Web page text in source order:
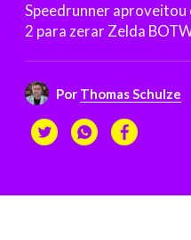
Speedrunner
2 para zerar Zelda
Por Thomas Schulze